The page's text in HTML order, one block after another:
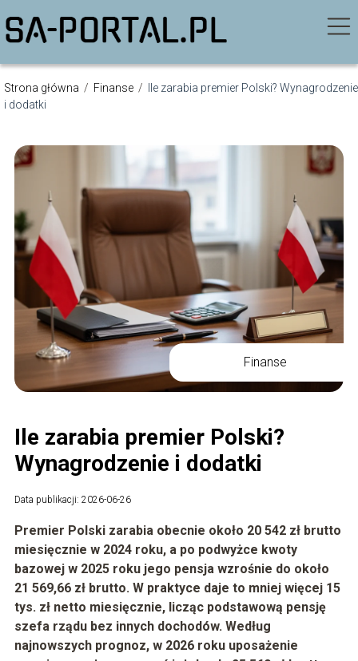
Strona główna / Finanse /
Ile zarabia premier Polski? Wynagrodzenie
i dodatki
Finanse
Ile zarabia premier Polski?
Wynagrodzenie i dodatki
Data publikacji: 2026-06-26
Premier Polski zarabia obecnie około 20 542 zł brutto
miesięcznie w 2024 roku, a po podwyżce kwoty
bazowej w 2025 roku jego pensja wzrośnie do około
21 569,66 zł brutto. W praktyce daje to mniej więcej 15
tys. zł netto miesięcznie, licząc podstawową pensję
szefa rządu bez innych dochodów. Według
najnowszych prognoz, w 2026 roku uposażenie